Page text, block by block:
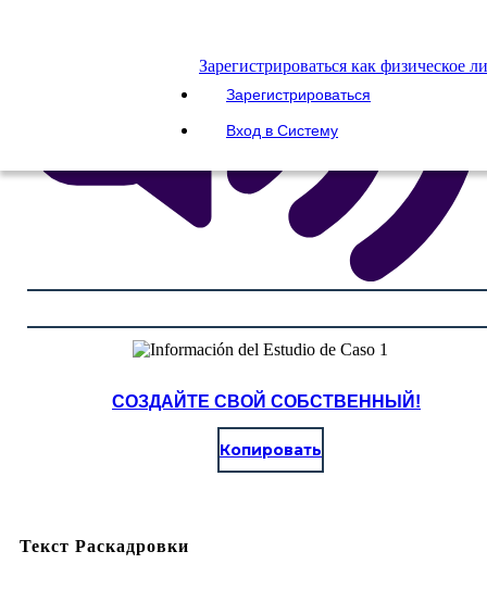
Зарегистрироваться как физическое
Зарегистрироваться
Вход в Систему
СОЗДАЙТЕ СВОЙ СОБСТВЕННЫЙ!
Копировать
Текст Раскадровки